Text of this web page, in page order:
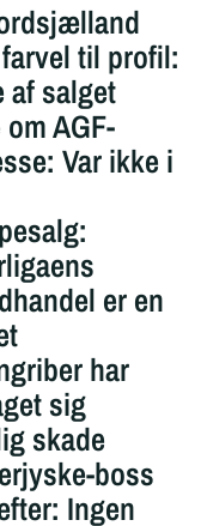
til profil:
af salget
AGF-
Var ikke i
er en
har
sig
skade
boss
Ingen